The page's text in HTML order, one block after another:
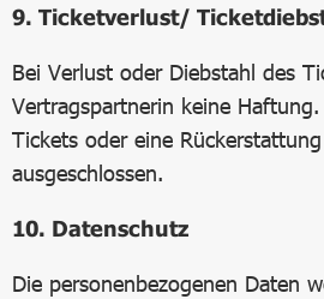
9. Ticketverlust/
Bei Verlust oder Diebstahl des
Vertragspartnerin keine
Tickets oder eine
ausgeschlossen.
10. Datenschutz
Die personenbezogenen Daten